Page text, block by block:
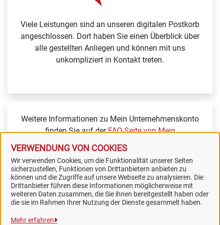
VERWENDUNG VON COOKIES
Wir verwenden Cookies, um die Funktionalität unserer Seiten
sicherzustellen, Funktionen von Drittanbietern anbieten zu
können und die Zugriffe auf unsere Webseite zu analysieren. Die
Drittanbieter führen diese Informationen möglicherweise mit
weiteren Daten zusammen, die Sie ihnen bereitgestellt haben oder
die sie im Rahmen Ihrer Nutzung der Dienste gesammelt haben.
Mehr erfahren
Viele Leistungen sind an unseren digitalen Postkorb
angeschlossen. Dort haben Sie einen Überblick über
alle gestellten Anliegen und können mit uns
unkompliziert in Kontakt treten.
Weitere Informationen zu Mein Unternehmenskonto
finden Sie auf derFAQ-Seite von Mein
Unternehmenskonto.
Samtgemeinde Artland